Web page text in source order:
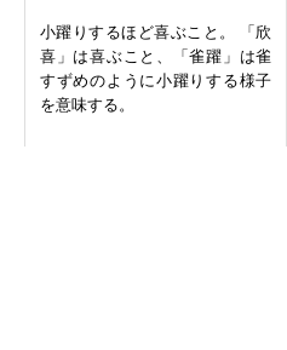
小躍りするほど喜ぶこと。 「欣
喜」は喜ぶこと、「雀躍」は雀
すずめのように小躍りする様子
を意味する。